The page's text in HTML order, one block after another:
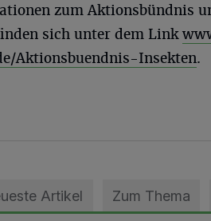
zum Aktionsbündnis
sich unter dem Link
Aktionsbuendnis-Insekten.
Artikel Zum Thema